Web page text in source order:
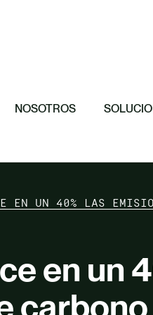
NOSOTROS
EN UN 40% LAS
en un
carbono